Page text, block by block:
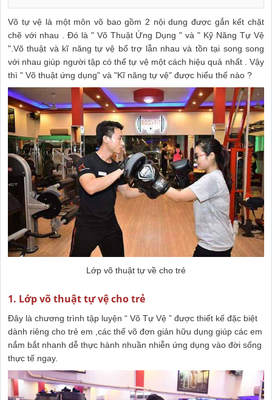
Võ tự vệ là một môn võ bao gồm 2 nội dung được gắn kết chặt
chẽ với nhau . Đó là " Võ Thuật Ứng Dụng " và " Kỹ Năng Tự Vệ
".Võ thuật và kĩ năng tự vệ bổ trợ lẫn nhau và tồn tại song song
với nhau giúp người tập có thể tự vệ một cách hiệu quả nhất . Vậy
thì " Võ thuật ứng dụng" và "Kĩ năng tự vệ" được hiểu thế nào ?
Lớp võ thuật tự về cho trẻ
1. Lớp võ thuật tự vệ cho trẻ
Đây là chương trình tập luyện “ Võ Tự Vệ ” được thiết kế đặc biệt
dành riêng cho trẻ em ,các thế võ đơn giản hữu dụng giúp các em
nắm bắt nhanh dễ thực hành nhuần nhiễn ứng dụng vào đời sống
thực tế ngay.